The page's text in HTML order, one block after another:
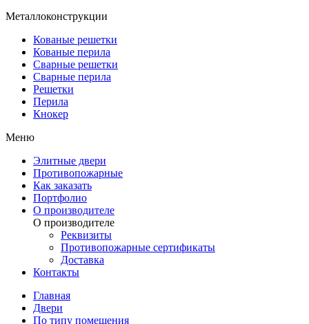
Металлоконструкции
Кованые решетки
Кованые перила
Сварные решетки
Сварные перила
Решетки
Перила
Кнокер
Меню
Элитные двери
Противопожарные
Как заказать
Портфолио
О производителе
О производителе
Реквизиты
Противопожарные сертификаты
Доставка
Контакты
Главная
Двери
По типу помещения